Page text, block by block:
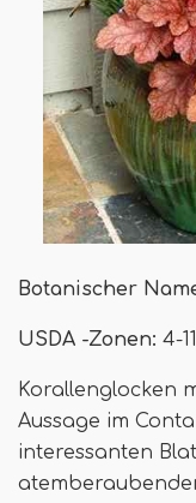
Botanischer
USDA -Zonen: 4-11
Korallenglocken
Aussage im
interessanten